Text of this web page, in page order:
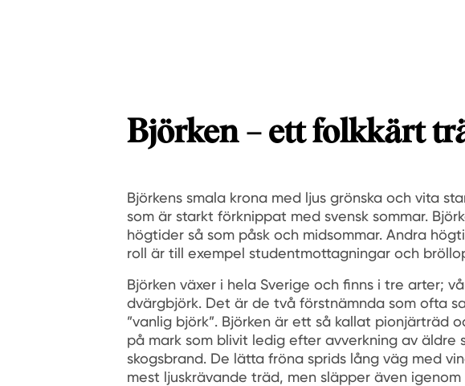
Björken – ett folkkärt
Björkens smala krona med ljus grönska och vita
som är starkt förknippat med svensk sommar.
högtider så som påsk och midsommar. Andra
roll är till exempel studentmottagningar och
Björken växer i hela Sverige och finns i tre arter;
dvärgbjörk. Det är de två förstnämnda som ofta
”vanlig björk”. Björken är ett så kallat pionjärträd
på mark som blivit ledig efter avverkning av äldre
skogsbrand. De lätta fröna sprids lång väg med
mest ljuskrävande träd, men släpper även